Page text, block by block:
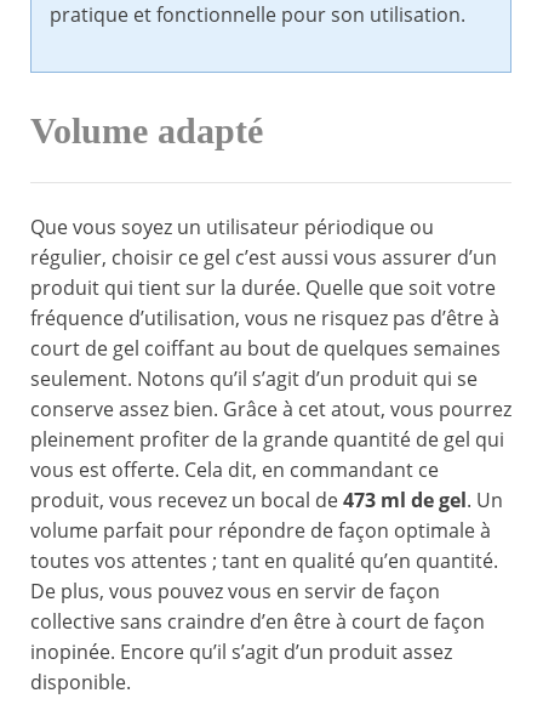
pratique et fonctionnelle pour son utilisation.
Volume adapté
Que vous soyez un utilisateur périodique ou
régulier, choisir ce gel c’est aussi vous assurer d’un
produit qui tient sur la durée. Quelle que soit votre
fréquence d’utilisation, vous ne risquez pas d’être à
court de gel coiffant au bout de quelques semaines
seulement. Notons qu’il s’agit d’un produit qui se
conserve assez bien. Grâce à cet atout, vous pourrez
pleinement profiter de la grande quantité de gel qui
vous est offerte. Cela dit, en commandant ce
produit, vous recevez un bocal de473 ml de gel. Un
volume parfait pour répondre de façon optimale à
toutes vos attentes ; tant en qualité qu’en quantité.
De plus, vous pouvez vous en servir de façon
collective sans craindre d’en être à court de façon
inopinée. Encore qu’il s’agit d’un produit assez
disponible.